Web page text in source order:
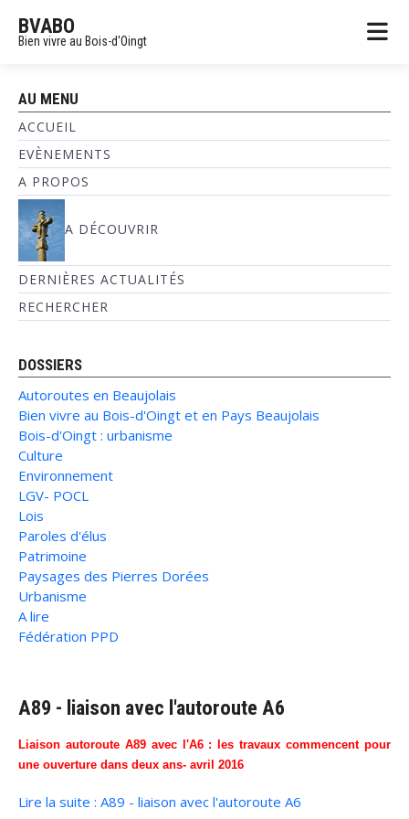
BVABO
Bien vivre au Bois-d'Oingt
AU MENU
ACCUEIL
EVÈNEMENTS
A PROPOS
A DÉCOUVRIR
DERNIÈRES ACTUALITÉS
RECHERCHER
DOSSIERS
Autoroutes en Beaujolais
Bien vivre au Bois-d'Oingt et en Pays Beaujolais
Bois-d'Oingt : urbanisme
Culture
Environnement
LGV- POCL
Lois
Paroles d'élus
Patrimoine
Paysages des Pierres Dorées
Urbanisme
A lire
Fédération PPD
A89 - liaison avec l'autoroute A6
Liaison autoroute A89 avec l'A6 : les travaux commencent pour
une ouverture dans deux ans- avril 2016
Lire la suite : A89 - liaison avec l'autoroute A6